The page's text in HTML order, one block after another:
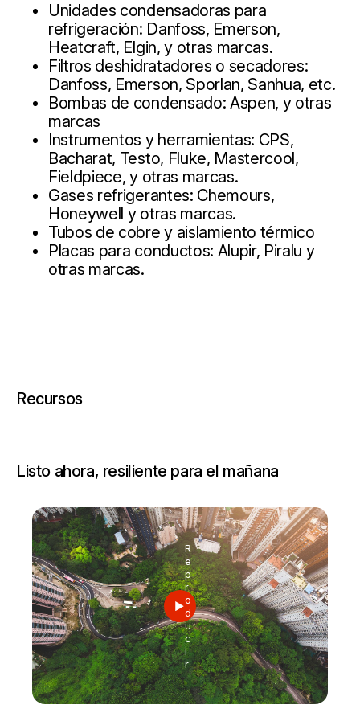
Unidades condensadoras para
refrigeración: Danfoss, Emerson,
Heatcraft, Elgin, y otras marcas.
Filtros deshidratadores o secadores:
Danfoss, Emerson, Sporlan, Sanhua, etc.
Bombas de condensado: Aspen, y otras
marcas
Instrumentos y herramientas: CPS,
Bacharat, Testo, Fluke, Mastercool,
Fieldpiece, y otras marcas.
Gases refrigerantes: Chemours,
Honeywell y otras marcas.
Tubos de cobre y aislamiento térmico
Placas para conductos: Alupir, Piralu y
otras marcas.
Recursos
Listo ahora, resiliente para el mañana
R
e
p
r
o
d
u
c
i
r